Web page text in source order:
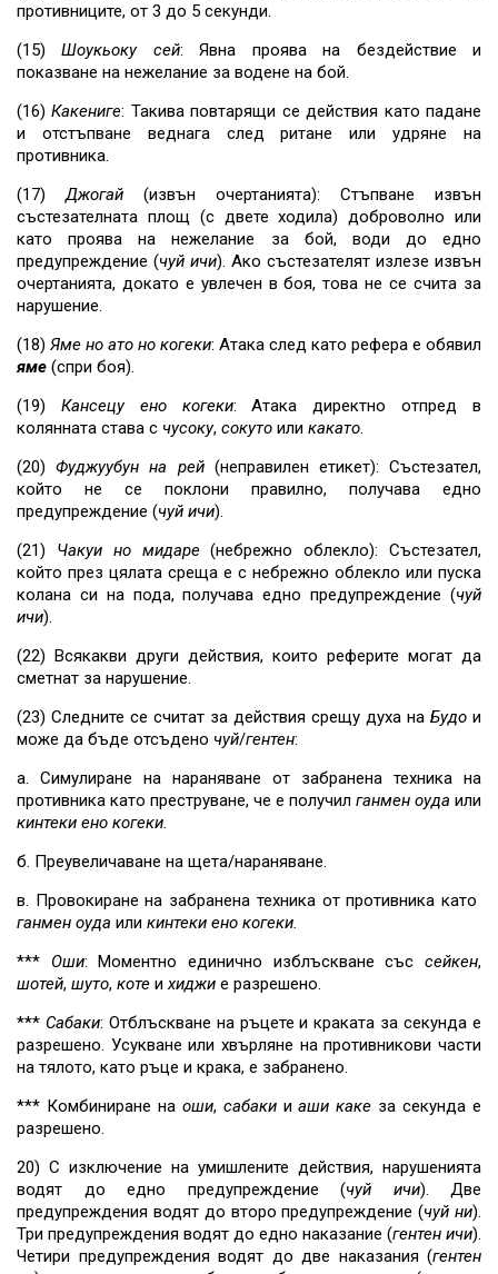
противниците, от 3 до 5 секунди.
(15)Шоукьоку сей: Явна проява на бездействие и
показване на нежелание за водене на бой.
(16)Какениге: Такива повтарящи се действия като падане
и отстъпване веднага след ритане или удряне на
противника.
(17)Джогай (извън очертанията): Стъпване извън
състезателната площ (с двете ходила) доброволно или
като проява на нежелание за бой, води до едно
предупреждение (чуй ичи). Ако състезателят излезе извън
очертанията, докато е увлечен в боя, това не се счита за
нарушение.
(18) Яме но ато но когеки: Атака след като рефера е обявил
яме (спри боя).
(19) Кансецу ено когеки: Атака директно отпред в
колянната става с чусоку, сокуто или какато.
(20)Фуджуубун на рей(неправилен етикет): Състезател,
който не се поклони правилно, получава едно
предупреждение (чуй ичи).
(21) Чакуи но мидаре(небрежно облекло): Състезател,
който през цялата среща е с небрежно облекло или пуска
колана си на пода, получава едно предупреждение (чуй
ичи).
(22) Всякакви други действия, които реферите могат да
сметнат за нарушение.
(23) Следните се считат за действия срещу духа на Будо и
може да бъде отсъдено чуй/гентен:
а. Симулиране на нараняване от забранена техника на
противника като преструване, че е получил ганмен оуда или
кинтеки ено когеки.
б. Преувеличаване на щета/нараняване.
в. Провокиране на забранена техника от противника като
ганмен оуда или кинтеки ено когеки.
*** Оши: Моментно единично изблъскване съссейкен,
шотей, шуто, коте ихиджи е разрешено.
*** Сабаки: Отблъскване на ръцете и краката за секунда е
разрешено. Усукване или хвърляне на противникови части
на тялото, като ръце и крака, е забранено.
*** Комбиниране на оши, сабакииаши каке за секунда е
разрешено.
20) С изключение на умишлените действия, нарушенията
водят до едно предупреждение (чуй ичи). Две
предупреждения водят до второ предупреждение (чуй ни).
Три предупреждения водят до едно наказание (гентен ичи).
Четири предупреждения водят до две наказания (гентен